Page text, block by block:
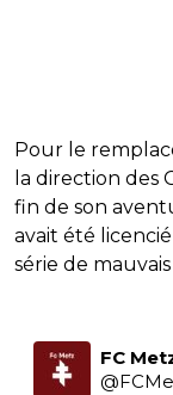
Pour le
la direction des
fin de son
avait été
série de
FC
@